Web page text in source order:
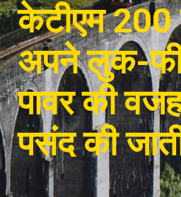
केटीएम
अपने लुक-
पावर की
पसंद की